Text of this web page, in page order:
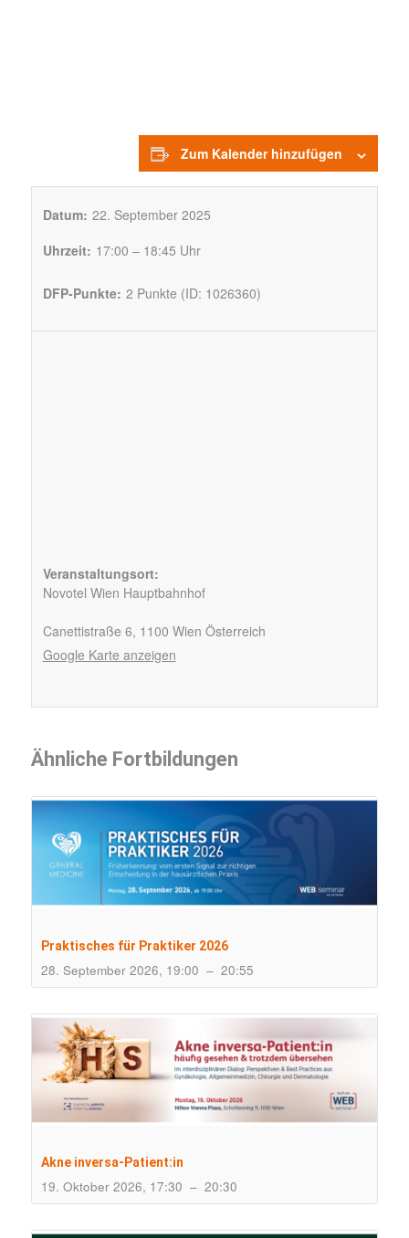
Zum Kalender hinzufügen
Datum: 22. September 2025
Uhrzeit: 17:00 – 18:45 Uhr
DFP-Punkte: 2 Punkte (ID: 1026360)
Veranstaltungsort:
Novotel Wien Hauptbahnhof
Canettistraße 6, 1100 Wien Österreich
Google Karte anzeigen
Ähnliche Fortbildungen
Praktisches für Praktiker 2026
28. September 2026, 19:00 – 20:55
Akne inversa-Patient:in
19. Oktober 2026, 17:30 – 20:30